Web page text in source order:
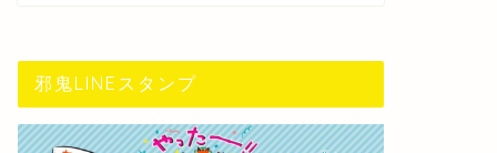
邪鬼LINEスタンプ